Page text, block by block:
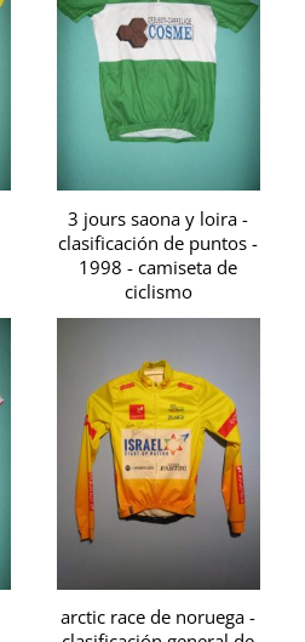
3 jours saona y loira -
clasificación de puntos -
1998 - camiseta de
ciclismo
arctic race de noruega -